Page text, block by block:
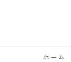
ホーム